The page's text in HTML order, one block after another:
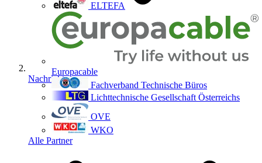
ELTEFA
Europacable
Fachverband Technische Büros
Lichttechnische Gesellschaft Österreichs
OVE
WKO
Alle Partner
Nachrichten